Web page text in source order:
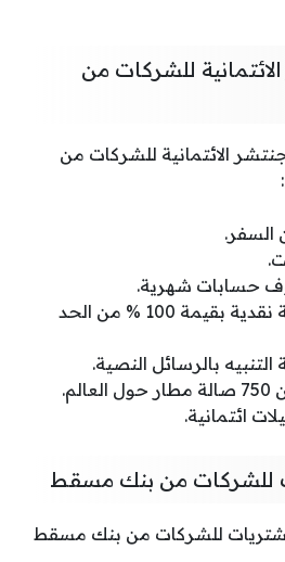
للشركات من
الائتمانية للشركات من
السفر.
حسابات شهرية.
الحصول على سلفة نقدية بقيمة 100 % من الحد
بالرسائل النصية.
ائتمانية.
للشركات من بنك مسقط
للشركات من بنك مسقط